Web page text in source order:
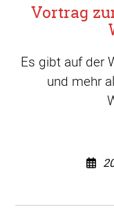
Vortrag
Es gibt auf der
und mehr